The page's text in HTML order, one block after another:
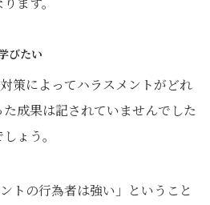
びたい
策によってハラスメントがどれ
成果は記されていませんでした
ょう。
トの行為者は強い」ということ